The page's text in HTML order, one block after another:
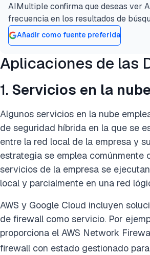
AIMultiple confirma que deseas ver
frecuencia en los resultados de
Añadir como fuente preferida
Aplicaciones de las
1. Servicios en la nube
Algunos servicios en la nube
de seguridad híbrida en la que se
entre la red local de la empresa y
estrategia se emplea comúnmente
servicios de la empresa se
local y parcialmente en una red
AWS y Google Cloud incluyen
de firewall como servicio. Por
proporciona el AWS Network
firewall con estado gestionado